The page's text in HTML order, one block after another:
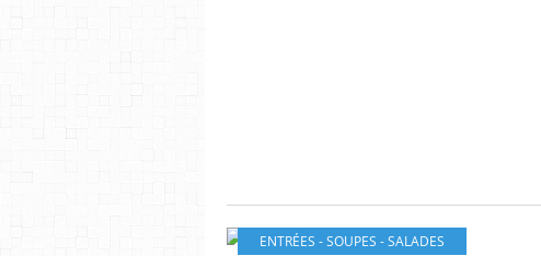
ENTRÉES - SOUPES - SALADES